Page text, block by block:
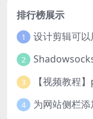
排行榜展示
1 设计剪辑可
2
3
4 为网站侧栏